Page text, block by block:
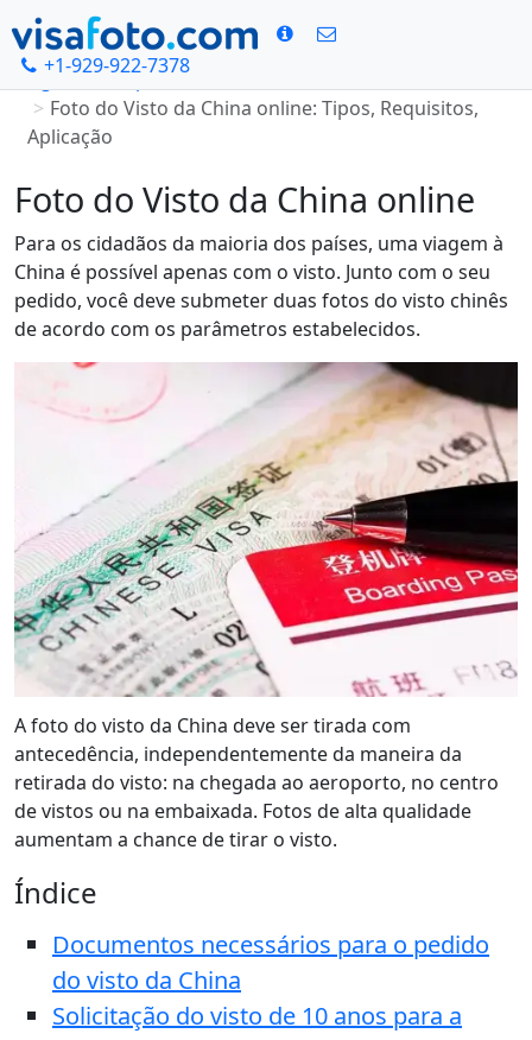
+1-929-922-7378
Página Principal
Foto do Visto da China online: Tipos, Requisitos,
Aplicação
Foto do Visto da China online
Para os cidadãos da maioria dos países, uma viagem à
China é possível apenas com o visto. Junto com o seu
pedido, você deve submeter duas fotos do visto chinês
de acordo com os parâmetros estabelecidos.
A foto do visto da China deve ser tirada com
antecedência, independentemente da maneira da
retirada do visto: na chegada ao aeroporto, no centro
de vistos ou na embaixada. Fotos de alta qualidade
aumentam a chance de tirar o visto.
Índice
Documentos necessários para o pedido
do visto da China
Solicitação do visto de 10 anos para a